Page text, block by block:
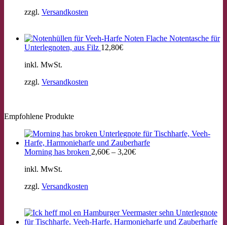
zzgl. Versandkosten
Flache Notentasche für
Unterlegnoten, aus Filz 12,80€
inkl. MwSt.
zzgl. Versandkosten
Empfohlene Produkte
Morning has broken 2,60€ – 3,20€
inkl. MwSt.
zzgl. Versandkosten